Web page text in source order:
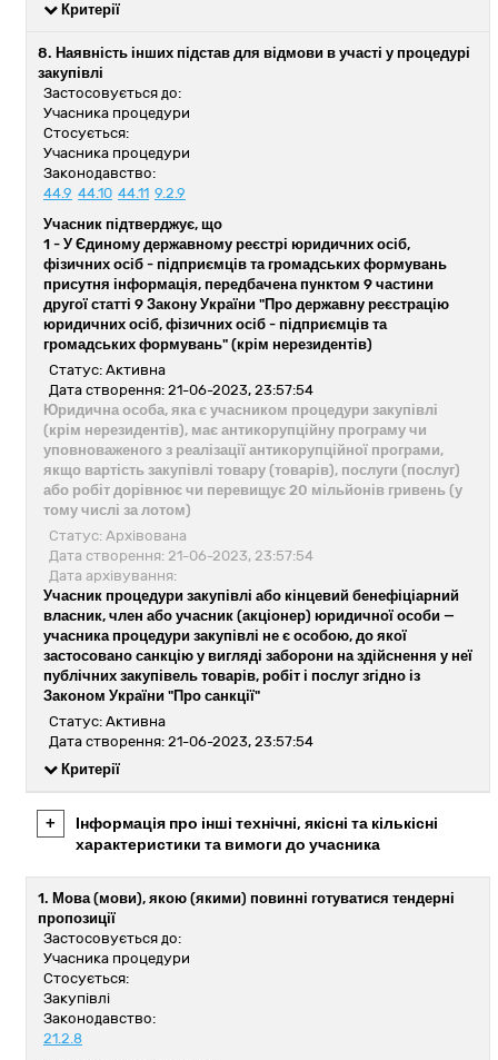
Критерії
8. Наявність інших підстав для відмови в участі у процедурі
закупівлі
Застосовується до:
Учасника процедури
Стосується:
Учасника процедури
Законодавство:
44.9 44.10 44.11 9.2.9
Учасник підтверджує, що
1 - У Єдиному державному реєстрі юридичних осіб,
фізичних осіб - підприємців та громадських формувань
присутня інформація, передбачена пунктом 9 частини
другої статті 9 Закону України "Про державну реєстрацію
юридичних осіб, фізичних осіб - підприємців та
громадських формувань" (крім нерезидентів)
Статус: Активна
Дата створення: 21-06-2023, 23:57:54
Юридична особа, яка є учасником процедури закупівлі
(крім нерезидентів), має антикорупційну програму чи
уповноваженого з реалізації антикорупційної програми,
якщо вартість закупівлі товару (товарів), послуги (послуг)
або робіт дорівнює чи перевищує 20 мільйонів гривень (у
тому числі за лотом)
Статус: Архівована
Дата створення: 21-06-2023, 23:57:54
Дата архівування:
Учасник процедури закупівлі або кінцевий бенефіціарний
власник, член або учасник (акціонер) юридичної особи —
учасника процедури закупівлі не є особою, до якої
застосовано санкцію у вигляді заборони на здійснення у неї
публічних закупівель товарів, робіт і послуг згідно із
Законом України "Про санкції"
Статус: Активна
Дата створення: 21-06-2023, 23:57:54
Критерії
+
Інформація про інші технічні, якісні та кількісні
характеристики та вимоги до учасника
1. Мова (мови), якою (якими) повинні готуватися тендерні
пропозиції
Застосовується до:
Учасника процедури
Стосується:
Закупівлі
Законодавство:
21.2.8